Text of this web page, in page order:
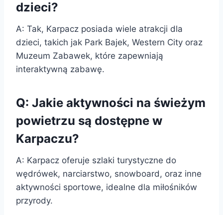
dzieci?
A: Tak, Karpacz posiada wiele atrakcji dla
dzieci, takich jak Park Bajek, Western City oraz
Muzeum Zabawek, które zapewniają
interaktywną zabawę.
Q: Jakie aktywności na świeżym
powietrzu są dostępne w
Karpaczu?
A: Karpacz oferuje szlaki turystyczne do
wędrówek, narciarstwo, snowboard, oraz inne
aktywności sportowe, idealne dla miłośników
przyrody.